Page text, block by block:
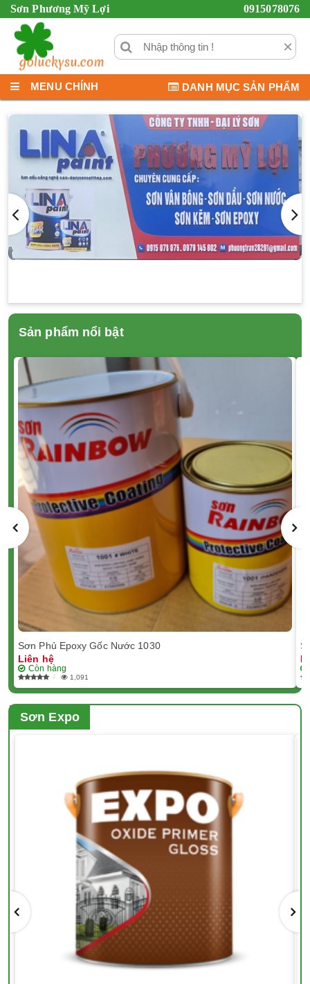
Sơn Phương Mỹ Lợi 0915078076
×
MENU CHÍNH DANH MỤC SẢN PHẨM
Sản phẩm nổi bật
Sơn Phủ Epoxy Gốc Nước 1030
Liên hệ
Còn hàng
1,091
Sơn Expo